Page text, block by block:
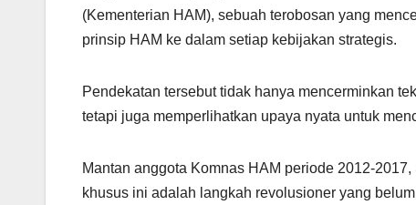
(Kementerian HAM), sebuah terobosan yang
prinsip HAM ke dalam setiap kebijakan strategis.
Pendekatan tersebut tidak hanya mencerminkan
tetapi juga memperlihatkan upaya nyata untuk
Mantan anggota Komnas HAM periode 2012-
khusus ini adalah langkah revolusioner yang